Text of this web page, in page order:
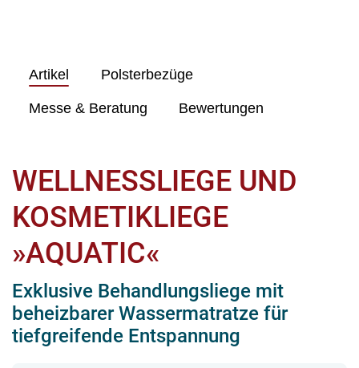
Artikel Polsterbezüge
Messe & Beratung Bewertungen
WELLNESSLIEGE UND
KOSMETIKLIEGE
»AQUATIC«
Exklusive Behandlungsliege mit
beheizbarer Wassermatratze für
tiefgreifende Entspannung